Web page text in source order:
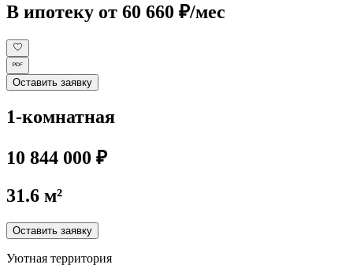
В ипотеку от 60 660 ₽/мес
Оставить заявку
1-комнатная
10 844 000 ₽
31.6 м²
Оставить заявку
Уютная территория